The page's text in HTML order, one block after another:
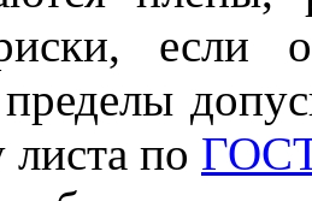
если
пределы
по